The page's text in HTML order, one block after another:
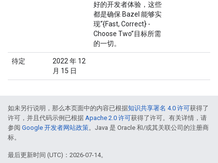
好的开发者体验，这些
都是确保 Bazel 能够实
现“{Fast, Correct} -
Choose Two”目标所需
的一切。
待定
2022 年 12
月 15 日
如未另行说明，那么本页面中的内容已根据知识共享署名 4.0 许可获得了
许可，并且代码示例已根据 Apache 2.0 许可获得了许可。有关详情，请
参阅 Google 开发者网站政策。Java 是 Oracle 和/或其关联公司的注册商
标。
最后更新时间 (UTC)：2026-07-14。